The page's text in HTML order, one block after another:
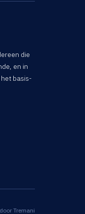
die
en in
basis-
Tremani